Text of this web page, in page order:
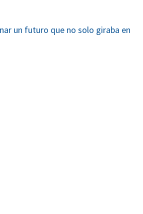
un futuro que no solo giraba en